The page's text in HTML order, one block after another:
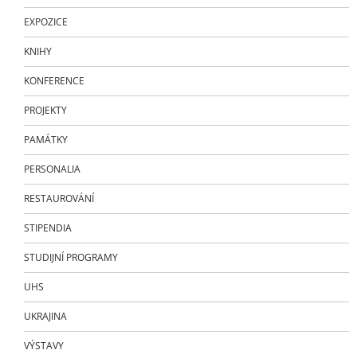
EXPOZICE
KNIHY
KONFERENCE
PROJEKTY
PAMÁTKY
PERSONALIA
RESTAUROVÁNÍ
STIPENDIA
STUDIJNÍ PROGRAMY
UHS
UKRAJINA
VÝSTAVY